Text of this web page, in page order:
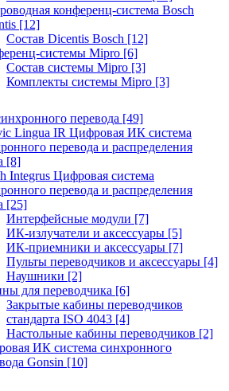
конференц-система Bosch
[12]
Состав Dicentis Bosch [12]
системы Mipro [6]
Состав системы Mipro [3]
Комплекты системы Mipro [3]
перевода [49]
Lingua IR Цифровая ИК система
перевода и распределения
[8]
Integrus Цифровая система
перевода и распределения
[25]
Интерфейсные модули [7]
ИК-излучатели и аксессуары [5]
ИК-приемники и аксессуары [7]
Пульты переводчиков и аксессуары [4]
Наушники [2]
для переводчика [6]
Закрытые кабины переводчиков
стандарта ISO 4043 [4]
Настольные кабины переводчиков [2]
ИК система синхронного
Gonsin [10]